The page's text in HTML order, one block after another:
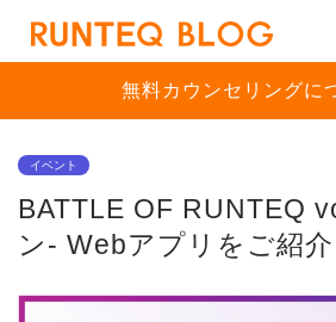
無料カウンセリングに
イベント
BATTLE OF RUNTEQ
ン- Webアプリをご紹介